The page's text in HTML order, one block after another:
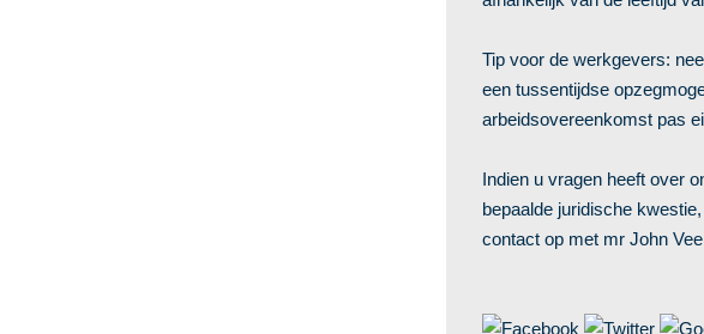
Tip voor de werkgevers:
een tussentijdse
arbeidsovereenkomst pas
Indien u vragen heeft over
bepaalde juridische
contact op met mr John